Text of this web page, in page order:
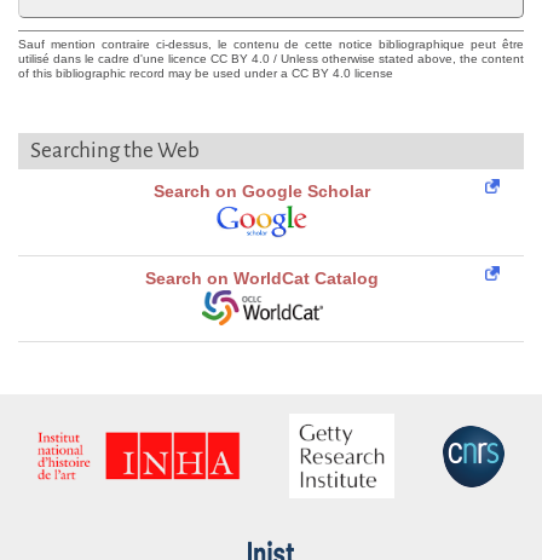
Sauf mention contraire ci-dessus, le contenu de cette notice bibliographique peut être
utilisé dans le cadre d'une licence CC BY 4.0 / Unless otherwise stated above, the content
of this bibliographic record may be used under a CC BY 4.0 license
Searching the Web
Search on Google Scholar
Search on WorldCat Catalog